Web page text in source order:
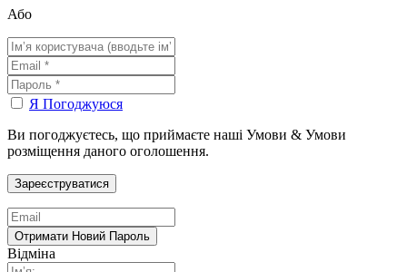
Або
Я Погоджуюся
Ви погоджуєтесь, що приймаєте наші Умови & Умови
розміщення даного оголошення.
Відміна